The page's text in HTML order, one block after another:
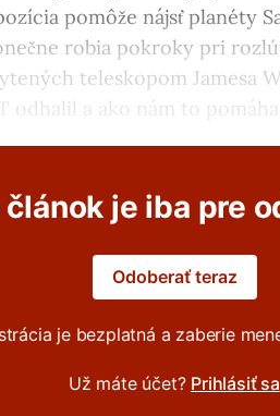
pomôže nájsť planéty
robia pokroky pri
teleskopom Jamesa
odhalil a ako nám to
článok je iba pre
Odoberať teraz
je bezplatná a zaberie
Už máte účet? Prihlásiť sa